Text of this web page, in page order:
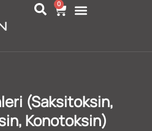
0
(Saksitoksin,
Konotoksin)